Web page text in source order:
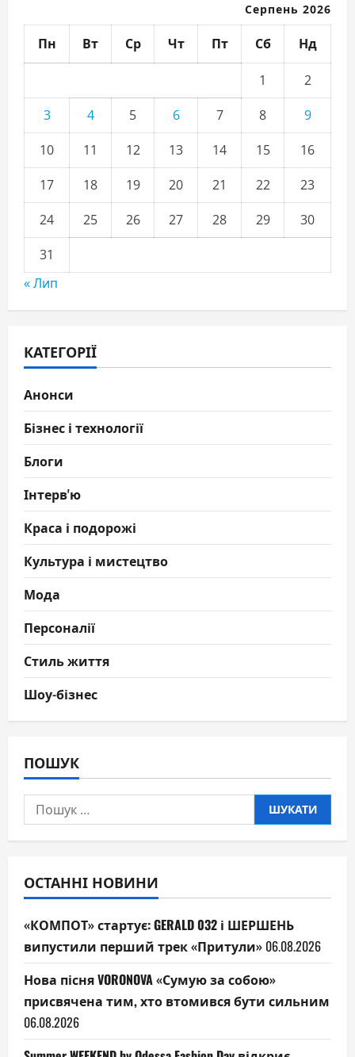
Серпень 2026
Пн Вт Ср Чт Пт Сб Нд
1
2
3
4 5 6 7 8
9
10
11 12 13 14 15
16
17
18 19 20 21 22
23
24
25 26 27 28 29
30
31
« Лип
КАТЕГОРІЇ
Анонси
Бізнес і технології
Блоги
Інтерв'ю
Краса і подорожі
Культура і мистецтво
Мода
Персоналії
Стиль життя
Шоу-бізнес
ПОШУК
Пошук:
ОСТАННІ НОВИНИ
«КОМПОТ» стартує: GERALD 032 і ШЕРШЕНЬ
випустили перший трек «Притули» 06.08.2026
Нова пісня VORONOVA «Сумую за собою»
присвячена тим, хто втомився бути сильним
06.08.2026